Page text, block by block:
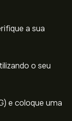
a sua
o seu
e coloque uma